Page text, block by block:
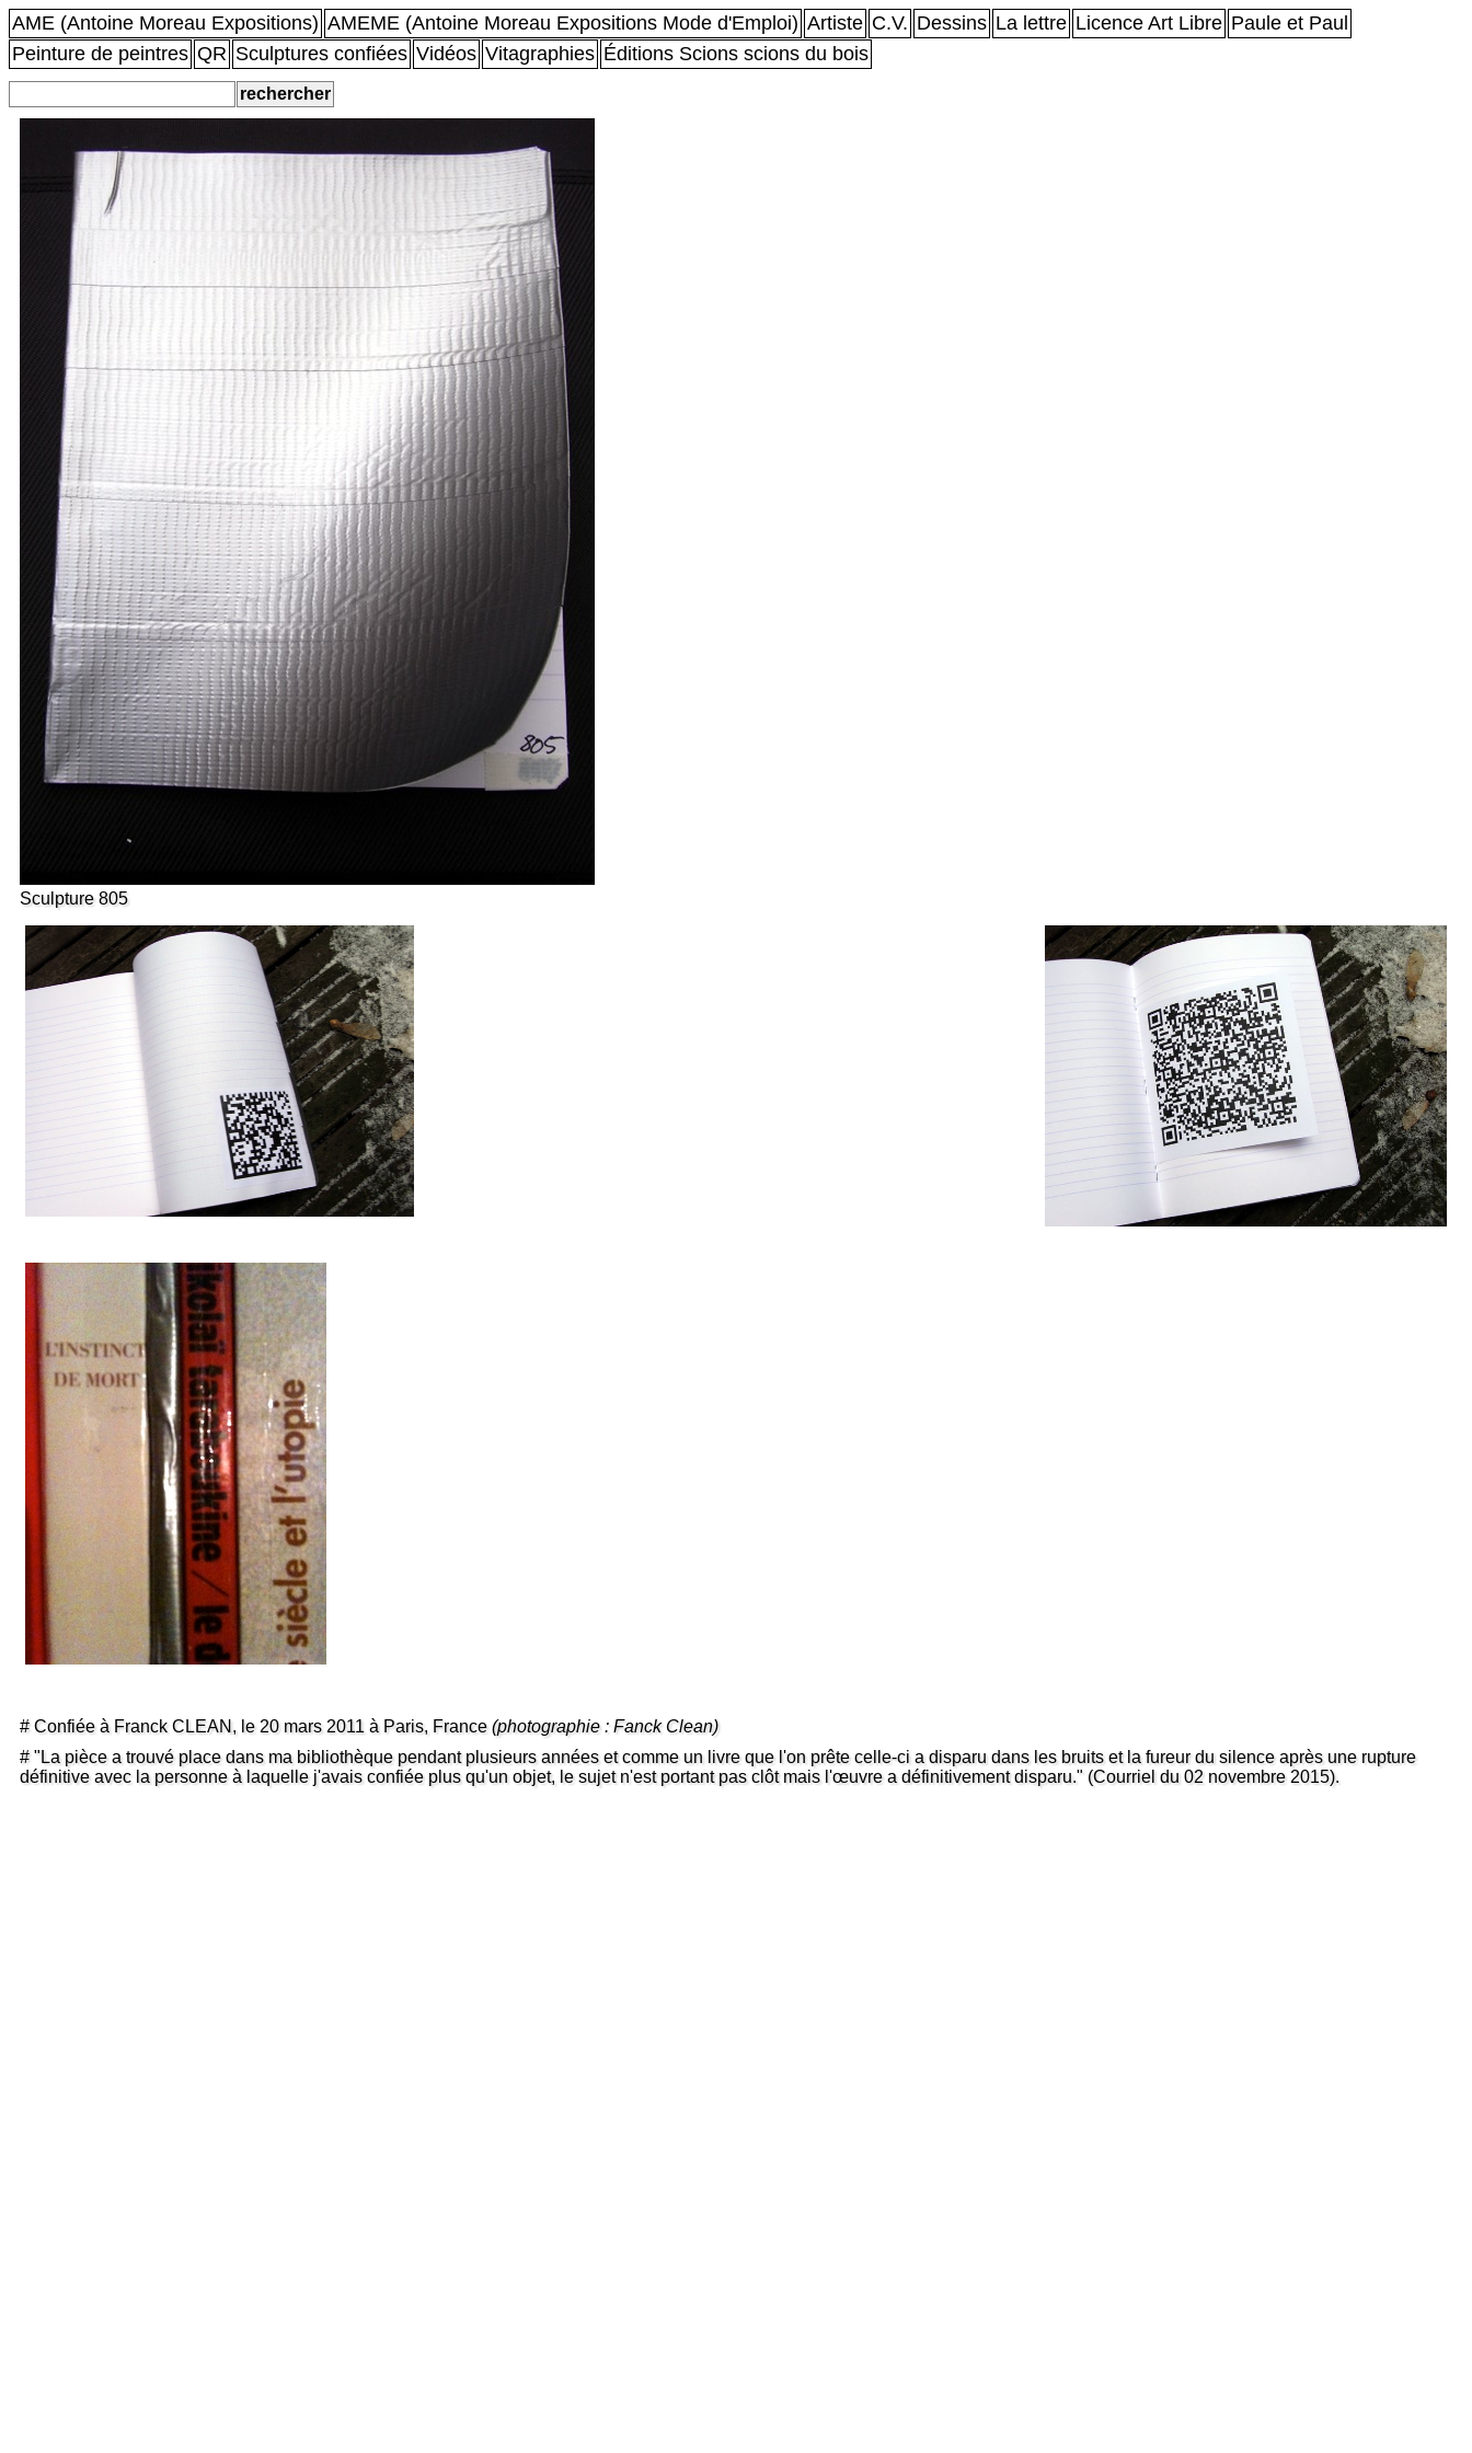
AME (Antoine Moreau Expositions) AMEME (Antoine Moreau Expositions Mode d'Emploi) Artiste C.V. Dessins La lettre Licence Art Libre Paule et Paul
Peinture de peintres QR Sculptures confiées Vidéos Vitagraphies Éditions Scions scions du bois
Sculpture 805
# Confiée à Franck CLEAN, le 20 mars 2011 à Paris, France(photographie : Fanck Clean)
# "La pièce a trouvé place dans ma bibliothèque pendant plusieurs années et comme un livre que l'on prête celle-ci a disparu dans les bruits et la fureur du silence après une rupture
définitive avec la personne à laquelle j'avais confiée plus qu'un objet, le sujet n'est portant pas clôt mais l'œuvre a définitivement disparu." (Courriel du 02 novembre 2015).